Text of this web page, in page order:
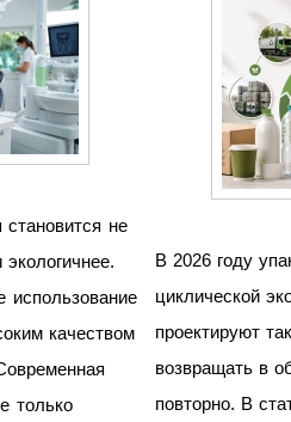
становится не
использование
качеством
только
В 2026 году
циклической
проектируют
возвращать в
повторно. В